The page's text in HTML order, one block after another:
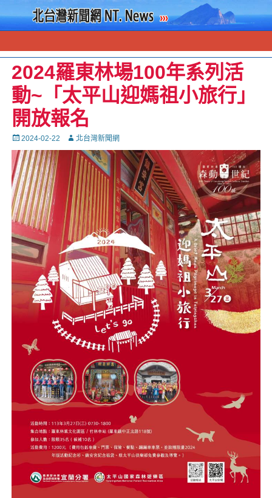
2024羅東林場100年系列活
動~「太平山迎媽祖小旅行」
開放報名
Posted
on
2024-02-22 Autor北台灣新聞網